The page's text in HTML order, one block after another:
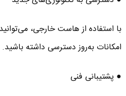
با استفاده از هاست خارجی،
امکانات به‌روز دسترسی داشته باشید.
● پشتیبانی فنی